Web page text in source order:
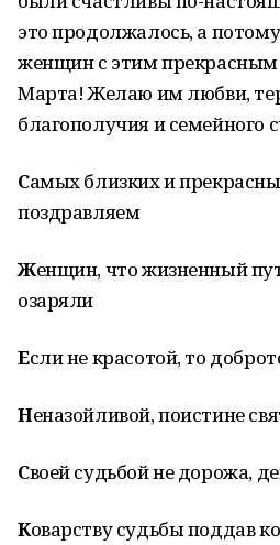
это продолжалось, а
женщин с этим
Марта! Желаю им любви,
благополучия и семейного
Самых близких и
поздравляем
Женщин, что жизненный
озаряли
Если не красотой, то
Неназойливой, поистине
Своей судьбой не дорожа,
Коварству судьбы поддав